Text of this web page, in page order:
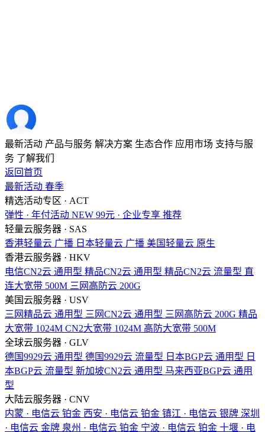
最新活动 产品与服务 解决方案 生态合作 应用市场 支持与服
务 了解我们
返回首页
最新活动 春季
精选活动专区 · ACT
弹性 · 年付活动 NEW 99元 · 企业专享 推荐
轻量云服务器 · SAS
香港轻量云 广播 日本轻量云 广播 美国轻量云 原生
香港云服务器 · HKV
电信CN2云 通用型 精品CN2云 通用型 精品CN2云 流量型 直
连大宽带 500M 三网高防云 200G
美国云服务器 · USV
三网精品云 通用型 三网CN2云 通用型 三网高防云 200G 精品
大宽带 1024M CN2大宽带 1024M 高防大宽带 500M
全球云服务器 · GLV
德国9929云 通用型 德国9929云 流量型 日本BGP云 通用型 日
本BGP云 流量型 新加坡CN2云 通用型 马来西亚BGP云 通用
型
大陆云服务器 · CNV
内蒙 · 电信云 铂金 西安 · 电信云 铂金 镇江 · 电信云 银牌 深圳
· 电信云 金牌 泉州 · 电信云 铂金 宁波 · 电信云 铂金 十堰 · 电